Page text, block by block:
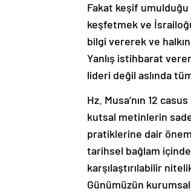
Fakat keşif umulduğu
keşfetmek ve
bilgi vererek ve
Yanlış istihbarat
lideri değil aslında
Hz. Musa’nın 12
kutsal metinlerin
pratiklerine dair
tarihsel bağlam
karşılaştırılabilir
Günümüzün